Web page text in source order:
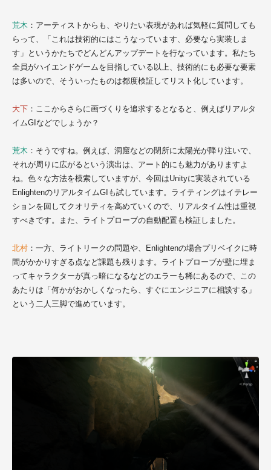
荒木 ：アーティストからも、やりたい表現があれば気軽に質問しても
らって、「これは技術的にはこうなっています、必要なら実装しま
す」というかたちでどんどんアップデートを行なっています。私たち
全員がハイエンドゲームを目指している以上、技術的にも必要な要素
は多いので、そういったものは都度検証してリスト化しています。
大下 ：ここからさらに画づくりを追求するとなると、例えばリアルタ
イムGIなどでしょうか？
荒木 ：そうですね。例えば、洞窟などの閉所に太陽光が降り注いで、
それが周りに広がるという演出は、アート的にも魅力がありますよ
ね。色々な方法を模索していますが、今回はUnityに実装されている
EnlightenのリアルタイムGIも試しています。ライティングはイテレー
ションを回してクオリティを高めていくので、リアルタイム性は重視
すべきです。また、ライトプローブの自動配置も検証しました。
北村 ：一方、ライトリークの問題や、Enlightenの場合プリベイクに時
間がかかりすぎる点など課題も残ります。ライトプローブが壁に埋ま
ってキャラクターが真っ暗になるなどのエラーも稀にあるので、この
あたりは「何かがおかしくなったら、すぐにエンジニアに相談する」
という二人三脚で進めています。